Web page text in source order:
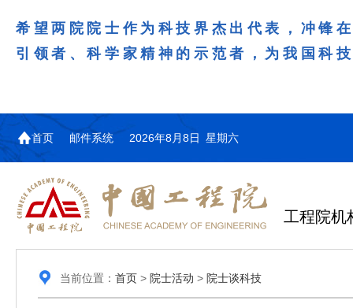
希望两院院士作为科技界杰出代表，冲锋
引领者、科学家精神的示范者，为我国科
首页 邮件系统 2026年8月8日 星期六
工程院机
当前位置： 首页> 院士活动 > 院士谈科技